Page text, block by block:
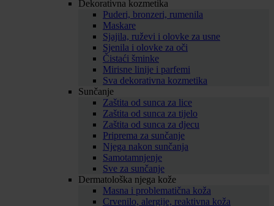
Dekorativna kozmetika
Puderi, bronzeri, rumenila
Maskare
Sjajila, ruževi i olovke za usne
Sjenila i olovke za oči
Čistaći šminke
Mirisne linije i parfemi
Sva dekorativna kozmetika
Sunčanje
Zaštita od sunca za lice
Zaštita od sunca za tijelo
Zaštita od sunca za djecu
Priprema za sunčanje
Njega nakon sunčanja
Samotamnjenje
Sve za sunčanje
Dermatološka njega kože
Masna i problematična koža
Crvenilo, alergije, reaktivna koža